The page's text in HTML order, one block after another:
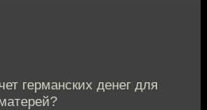
германских денег для